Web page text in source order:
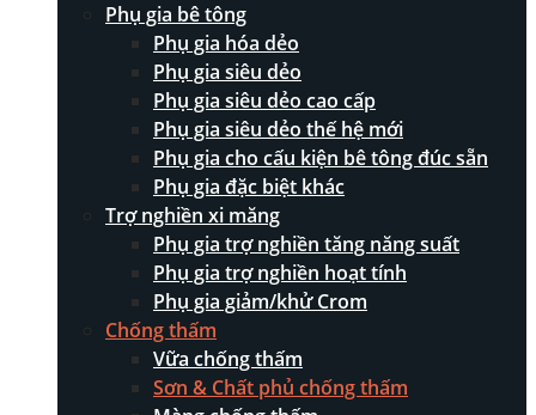
Phụ gia bê tông
Phụ gia hóa dẻo
Phụ gia siêu dẻo
Phụ gia siêu dẻo cao cấp
Phụ gia siêu dẻo thế hệ mới
Phụ gia cho cấu kiện bê tông đúc sẵn
Phụ gia đặc biệt khác
Trợ nghiền xi măng
Phụ gia trợ nghiền tăng năng suất
Phụ gia trợ nghiền hoạt tính
Phụ gia giảm/khử Crom
Chống thấm
Vữa chống thấm
Sơn & Chất phủ chống thấm